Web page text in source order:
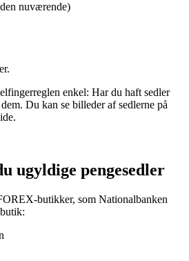
nuværende)
enkel: Har du haft sedler
Du kan se billeder af sedlerne på
ugyldige pengesedler
butikker, som Nationalbanken